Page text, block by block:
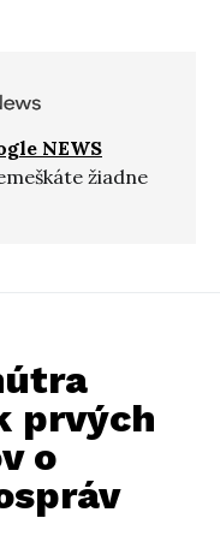
NEWS
žiadne
prvých
o